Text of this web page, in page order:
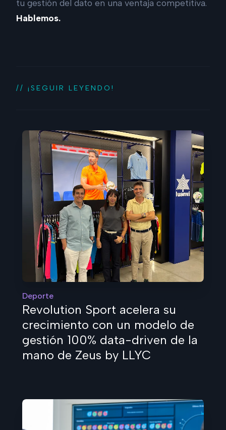
tu gestión del dato en una ventaja competitiva.
Hablemos.
// ¡SEGUIR LEYENDO!
Deporte
Revolution Sport acelera su
crecimiento con un modelo de
gestión 100% data-driven de la
mano de Zeus by LLYC